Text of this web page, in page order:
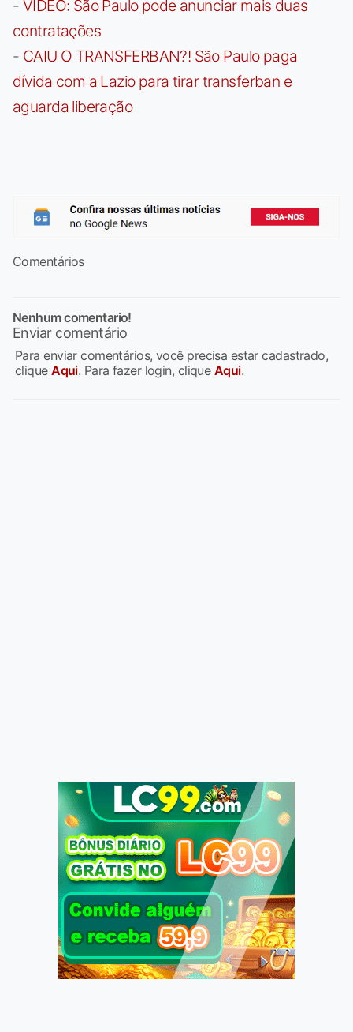
- VÍDEO: São Paulo pode anunciar mais duas
contratações
- CAIU O TRANSFERBAN?! São Paulo paga
dívida com a Lazio para tirar transferban e
aguarda liberação
Comentários
Nenhum comentario!
Enviar comentário
Para enviar comentários, você precisa estar cadastrado,
cliqueAqui. Para fazer login, clique Aqui.